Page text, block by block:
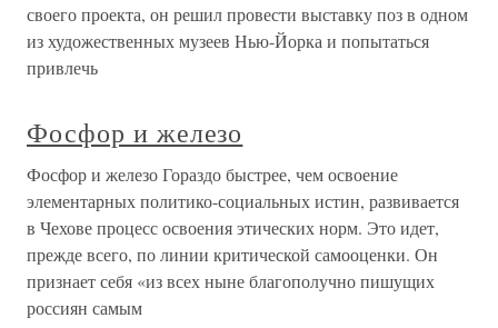
своего проекта, он решил провести выставку поз в одном
из художественных музеев Нью-Йорка и попытаться
привлечь
Фосфор и железо
Фосфор и железо Гораздо быстрее, чем освоение
элементарных политико-социальных истин, развивается
в Чехове процесс освоения этических норм. Это идет,
прежде всего, по линии критической самооценки. Он
признает себя «из всех ныне благополучно пишущих
россиян самым